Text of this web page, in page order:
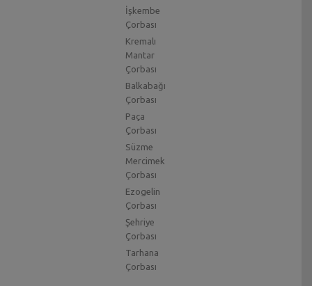
İşkembe
Çorbası
Kremalı
Mantar
Çorbası
Balkabağı
Çorbası
Paça
Çorbası
Süzme
Mercimek
Çorbası
Ezogelin
Çorbası
Şehriye
Çorbası
Tarhana
Çorbası